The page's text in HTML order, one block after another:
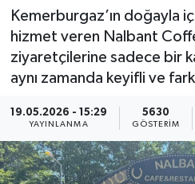
Kemerburgaz’ın doğayla
hizmet veren Nalbant
ziyaretçilerine sadece bir
aynı zamanda keyifli ve
19.05.2026 - 15:29
YAYINLANMA
5630
GÖSTERIM
GÖKTÜRK
GÜNDEM
MAGAZİN